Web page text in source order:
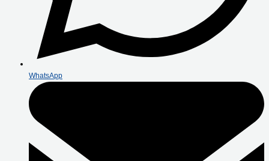
WhatsApp